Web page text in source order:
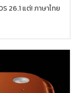
26.1 แต่! ภาษาไทย